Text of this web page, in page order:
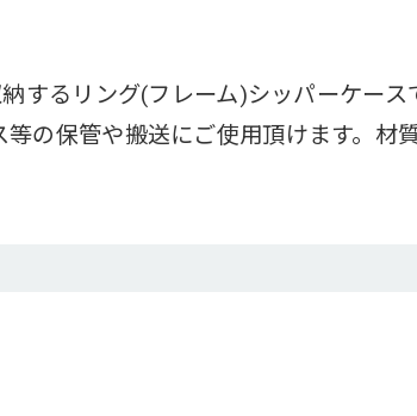
するリング(フレーム)シッパーケー
の保管や搬送にご使用頂けます。材